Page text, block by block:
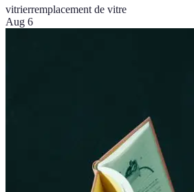
vitrierremplacement de vitre
Aug 6